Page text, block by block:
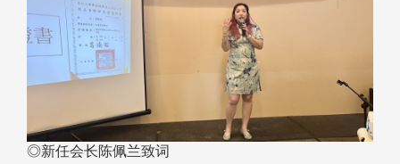
◎新任会长陈佩兰致词